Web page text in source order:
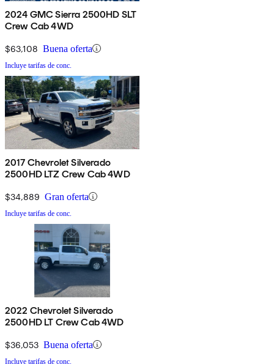
2024 GMC Sierra 2500HD SLT
Crew Cab 4WD
$63,108 Buena oferta
Incluye tarifas de conc.
2017 Chevrolet Silverado
2500HD LTZ Crew Cab 4WD
$34,889 Gran oferta
Incluye tarifas de conc.
2022 Chevrolet Silverado
2500HD LT Crew Cab 4WD
$36,053 Buena oferta
Incluye tarifas de conc.